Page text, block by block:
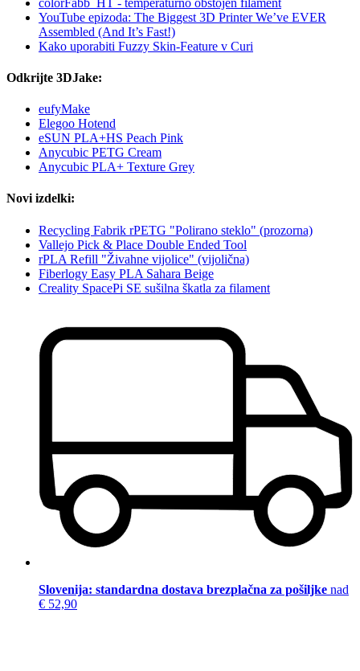
YouTube epizoda: The Biggest 3D Printer We’ve EVER
Assembled (And It’s Fast!)
Kako uporabiti Fuzzy Skin-Feature v Curi
Odkrijte 3DJake:
eufyMake
Elegoo Hotend
eSUN PLA+HS Peach Pink
Anycubic PETG Cream
Anycubic PLA+ Texture Grey
Novi izdelki:
Recycling Fabrik rPETG "Polirano steklo" (prozorna)
Vallejo Pick & Place Double Ended Tool
rPLA Refill "Živahne vijolice" (vijolična)
Fiberlogy Easy PLA Sahara Beige
Creality SpacePi SE sušilna škatla za filament
Slovenija: standardna dostava brezplačna za pošiljke nad
€ 52,90